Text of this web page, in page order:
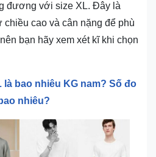
đương với size XL. Đây là
cao và cân nặng để phù
bạn hãy xem xét kĩ khi chọn
là bao nhiêu KG nam? Số đo
nhiêu?